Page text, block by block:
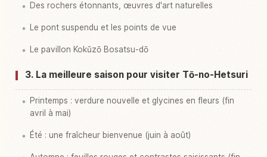
Des rochers étonnants, œuvres d'art naturelles
Le pont suspendu et les points de vue
Le pavillon Kokūzō Bosatsu-dō
3. La meilleure saison pour visiter Tō-no-Hetsuri
Printemps : verdure nouvelle et glycines en fleurs (fin
avril à mai)
Été : une fraîcheur bienvenue (juin à août)